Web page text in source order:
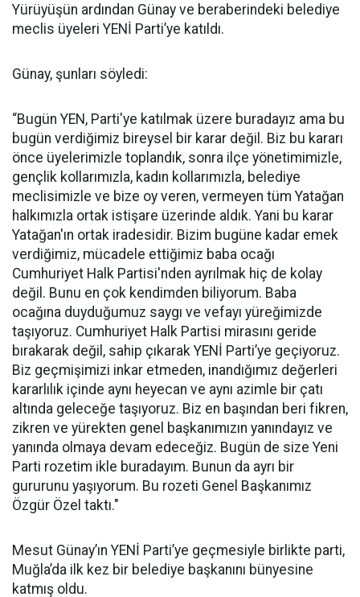
Yürüyüşün ardından Günay ve beraberindeki belediye
meclis üyeleri YENİ Parti’ye katıldı.
Günay, şunları söyledi:
“Bugün YEN, Parti'ye katılmak üzere buradayız ama bu
bugün verdiğimiz bireysel bir karar değil. Biz bu kararı
önce üyelerimizle toplandık, sonra ilçe yönetimimizle,
gençlik kollarımızla, kadın kollarımızla, belediye
meclisimizle ve bize oy veren, vermeyen tüm Yatağan
halkımızla ortak istişare üzerinde aldık. Yani bu karar
Yatağan'ın ortak iradesidir. Bizim bugüne kadar emek
verdiğimiz, mücadele ettiğimiz baba ocağı
Cumhuriyet Halk Partisi'nden ayrılmak hiç de kolay
değil. Bunu en çok kendimden biliyorum. Baba
ocağına duyduğumuz saygı ve vefayı yüreğimizde
taşıyoruz. Cumhuriyet Halk Partisi mirasını geride
bırakarak değil, sahip çıkarak YENİ Parti’ye geçiyoruz.
Biz geçmişimizi inkar etmeden, inandığımız değerleri
kararlılık içinde aynı heyecan ve aynı azimle bir çatı
altında geleceğe taşıyoruz. Biz en başından beri fikren,
zikren ve yürekten genel başkanımızın yanındayız ve
yanında olmaya devam edeceğiz. Bugün de size Yeni
Parti rozetim ikle buradayım. Bunun da ayrı bir
gururunu yaşıyorum. Bu rozeti Genel Başkanımız
Özgür Özel taktı."
Mesut Günay’ın YENİ Parti’ye geçmesiyle birlikte parti,
Muğla’da ilk kez bir belediye başkanını bünyesine
katmış oldu.